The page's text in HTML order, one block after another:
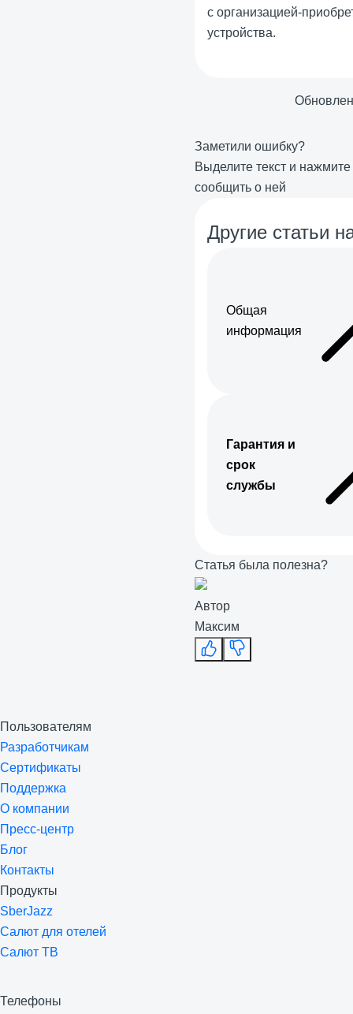
с организацией-
устройства.
Заметили ошибку?
Выделите текст и нажмите
сообщить о ней
Другие статьи
Общая
информация
Гарантия и
срок
службы
Статья была полезна?
Автор
Максим
Пользователям
Разработчикам
Сертификаты
Поддержка
О компании
Пресс-центр
Блог
Контакты
Продукты
SberJazz
Салют для отелей
Салют ТВ
Телефоны